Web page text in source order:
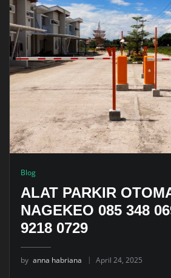
Blog
ALAT PARKIR
NAGEKEO 085 348
9218 0729
by anna habriana April 24, 2025